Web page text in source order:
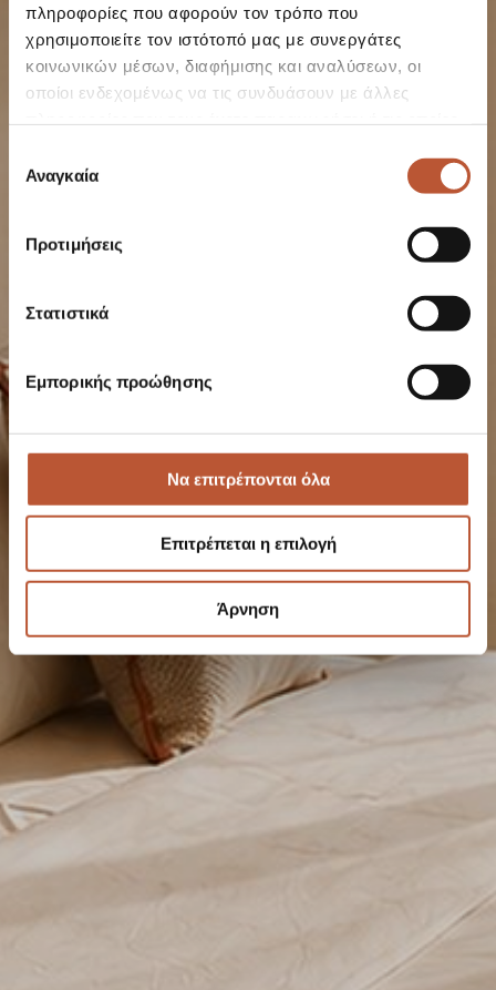
πληροφορίες που αφορούν τον τρόπο που
χρησιμοποιείτε τον ιστότοπό μας με συνεργάτες
κοινωνικών μέσων, διαφήμισης και αναλύσεων, οι
οποίοι ενδεχομένως να τις συνδυάσουν με άλλες
των υπηρεσιών τους.
συγκατάθεσης
Αναγκαία
Προτιμήσεις
Στατιστικά
Εμπορικής προώθησης
Να επιτρέπονται όλα
Επιτρέπεται η επιλογή
Άρνηση
DELUXE
DOUBLE ROOM
WITH SEA